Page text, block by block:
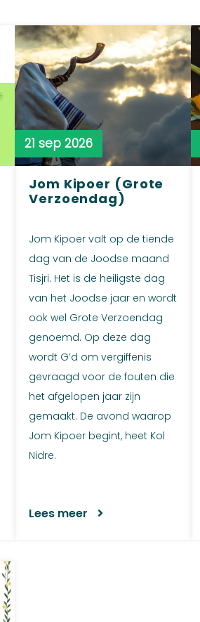
21 sep 2026
Jom Kipoer (Grote
Verzoendag)
Jom Kipoer valt op de tiende
dag van de Joodse maand
Tisjri. Het is de heiligste dag
van het Joodse jaar en wordt
ook wel Grote Verzoendag
genoemd. Op deze dag
wordt G’d om vergiffenis
gevraagd voor de fouten die
het afgelopen jaar zijn
gemaakt. De avond waarop
Jom Kipoer begint, heet Kol
Nidre.
Lees meer